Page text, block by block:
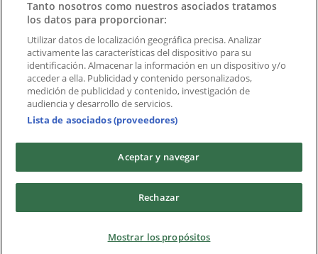
Negocios
Negocios cercanos
Productos
Ciudades
Descargar la APP Tiendeo
Copyright © Tiendeo ® 2026 · Shopfully Marketing S.L.U. –
Términos y condicionesPolítica de privacidad
Tanto nosotros como nuestros asociados tratamos
los datos para proporcionar:
Utilizar datos de localización geográfica precisa. Analizar
activamente las características del dispositivo para su
identificación. Almacenar la información en un dispositivo y/o
acceder a ella. Publicidad y contenido personalizados,
medición de publicidad y contenido, investigación de
audiencia y desarrollo de servicios.
Lista de asociados (proveedores)
Aceptar y navegar
Rechazar
Mostrar los propósitos